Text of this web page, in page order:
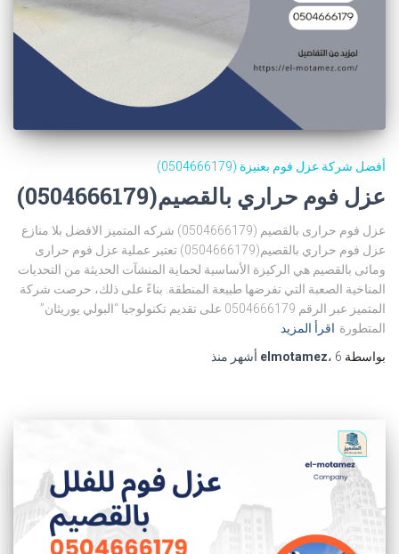
أفضل شركة عزل فوم بعنيزة (0504666179)
عزل فوم حراري بالقصيم(0504666179)
عزل فوم حرارى بالقصيم (0504666179) شركه المتميز الافضل بلا منازع
عزل فوم حراري بالقصيم(0504666179) تعتبر عملية عزل فوم حرارى
ومائى بالقصيم هي الركيزة الأساسية لحماية المنشآت الحديثة من التحديات
المناخية الصعبة التي تفرضها طبيعة المنطقة. بناءً على ذلك، حرصت شركة
المتميز عبر الرقم 0504666179 على تقديم تكنولوجيا “البولي يوريثان”
المتطورة اقرأ المزيد
بواسطة
elmotamez، 6 أشهر منذ